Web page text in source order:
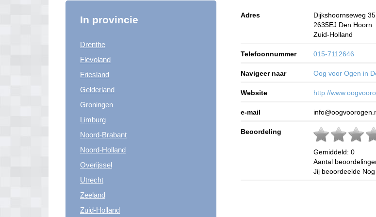
In provincie
Drenthe
Flevoland
Friesland
Gelderland
Groningen
Limburg
Noord-Brabant
Noord-Holland
Overijssel
Utrecht
Zeeland
Zuid-Holland
Adres
Dijkshoornseweg 35
2635EJ Den Hoorn
Zuid-Holland
Telefoonnummer 015-7112646
Navigeer naar Oog voor Ogen in
Website http://
e-mail
Beoordeling
Gemiddeld:0
Aantal
Jij beoordeelde